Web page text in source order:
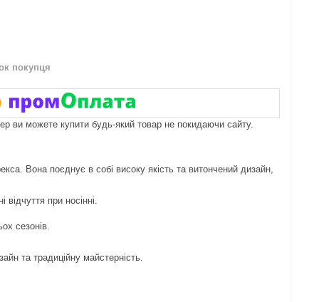
покупця
ви можете купити будь-який товар не покидаючи сайту.
Вона поєднує в собі високу якість та витончений дизайн,
при носінні.
сезонів.
та традиційну майстерність.